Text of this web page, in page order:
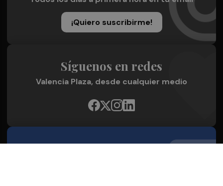
¡Quiero suscribirme!
Síguenos en redes
Valencia Plaza, desde cualquier medio
Quienes Somos